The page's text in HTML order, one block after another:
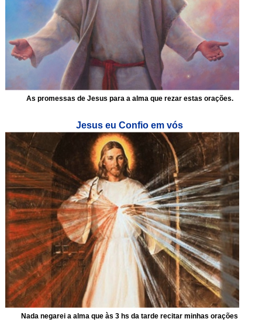
As promessas de Jesus para a alma que rezar estas orações.
Jesus eu Confio em vós
Nada negarei a alma que às 3 hs da tarde recitar minhas orações